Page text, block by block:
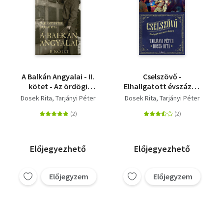
A Balkán Angyalai - II.
kötet - Az ördögi
kötelék
Dosek Rita Tarjányi Péter
Előjegyezhető
Előjegyzem
Cselszövő -
Elhallgatott évszázad
trilógia II.
Dosek Rita Tarjányi Péter
Előjegyezhető
Előjegyzem